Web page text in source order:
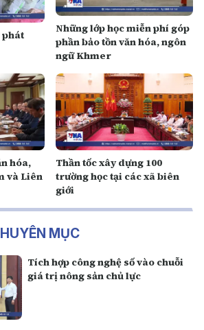
phát
Những lớp học miễn phí góp
phần bảo tồn văn hóa, ngôn
ngữ Khmer
hóa,
và Liên
Thần tốc xây dựng 100
trường học tại các xã biên
giới
MỤC
Tích hợp công nghệ số vào chuỗi
giá trị nông sản chủ lực